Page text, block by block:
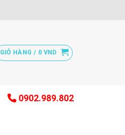
GIỎ HÀNG / 0 VND
0902.989.802